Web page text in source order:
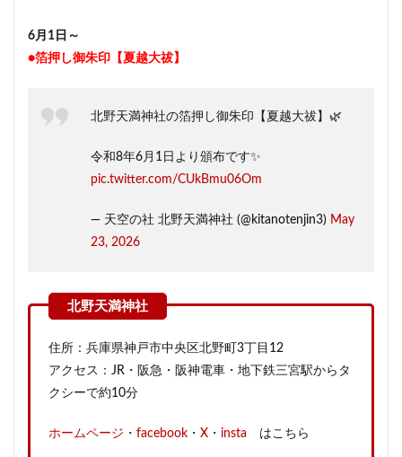
6月1日～
●箔押し御朱印【夏越大祓】
北野天満神社の箔押し御朱印【夏越大祓】🌿
令和8年6月1日より頒布です✨
pic.twitter.com/CUkBmu06Om
— 天空の社 北野天満神社 (@kitanotenjin3) May
23, 2026
住所：兵庫県神戸市中央区北野町3丁目12
アクセス：JR・阪急・阪神電車・地下鉄三宮駅からタ
クシーで約10分
ホームページ ・ facebook ・ X ・ insta はこちら